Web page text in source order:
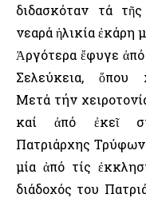
διδασκόταν τά
νεαρά ἡλικία ἐκάρη
Ἀργότερα ἔφυγε
Σελεύκεια, ὅπου
Μετά τήν
καί ἀπό ἐκεῖ
Πατριάρχης
μία ἀπό τίς
διάδοχός του